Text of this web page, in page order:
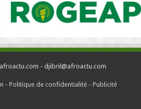
- djibril@afroactu.com
- Politique de confidentialité- Publicité